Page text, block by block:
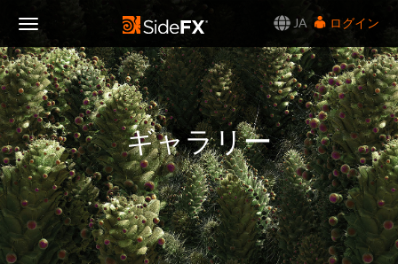
JA
ログイン
Navigation
ギャラリー